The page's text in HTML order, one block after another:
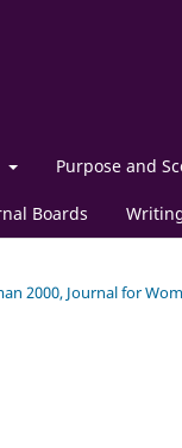
Purpose and
Boards
2000, Journal for